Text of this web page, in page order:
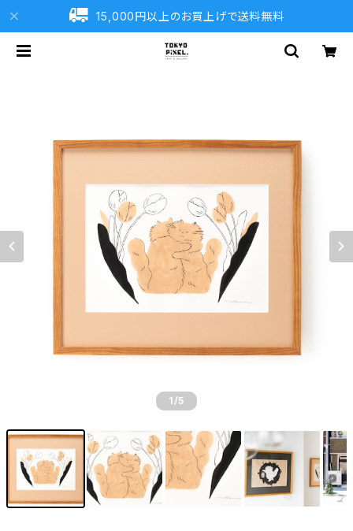
15,000円以上のお買上げで送料無料
1 /5